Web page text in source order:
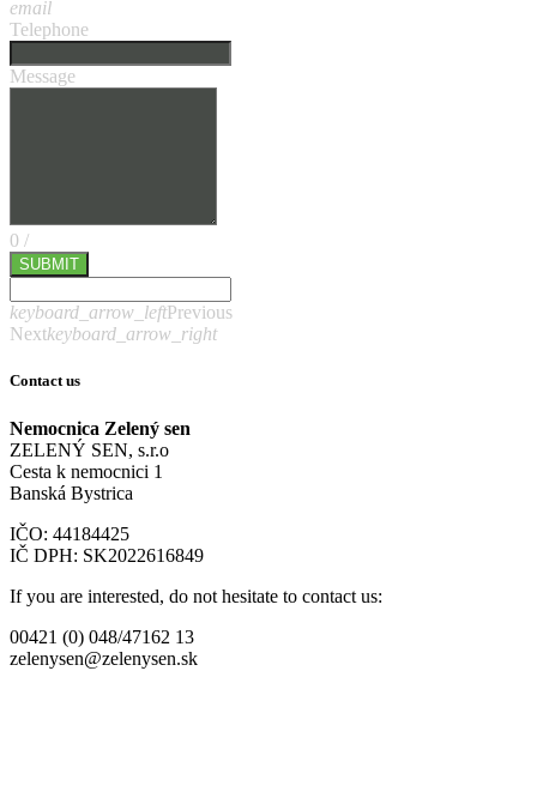
email
Telephone
Message
0 /
SUBMIT
keyboard_arrow_leftPrevious
Nextkeyboard_arrow_right
Contact us
Nemocnica Zelený sen
ZELENÝ SEN, s.r.o
Cesta k nemocnici 1
Banská Bystrica
IČO: 44184425
IČ DPH: SK2022616849
If you are interested, do not hesitate to contact us:
00421 (0) 048/47162 13
zelenysen@zelenysen.sk